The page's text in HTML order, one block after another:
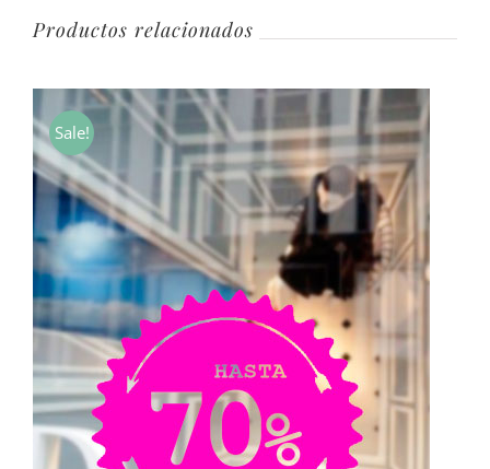
Productos relacionados
Sale!
ESTE
PRODUCTO
TIENE
VARIANTES.